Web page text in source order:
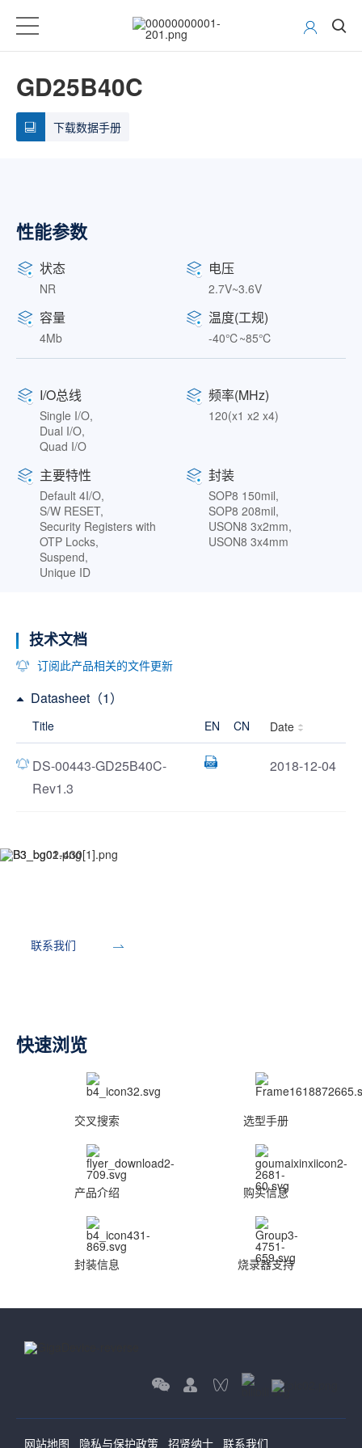
GD25B40C
下载数据手册
性能参数
状态
NR
电压
2.7V~3.6V
容量
4Mb
温度(工规)
-40℃~85℃
I/O总线
Single I/O,
Dual I/O,
Quad I/O
频率(MHz)
120(x1 x2 x4)
主要特性
Default 4I/O,
S/W RESET,
Security Registers with
OTP Locks,
Suspend,
Unique ID
封装
SOP8 150mil,
SOP8 208mil,
USON8 3x2mm,
USON8 3x4mm
技术文档
订阅此产品相关的文件更新
Datasheet（1）
Title EN CN Date
DS-00443-GD25B40C-
Rev1.3
2018-12-04
联系我们
快速浏览
交叉搜索 选型手册
产品介绍 购买信息
封装信息 烧录器支持
网站地图 隐私与保护政策 招贤纳士 联系我们